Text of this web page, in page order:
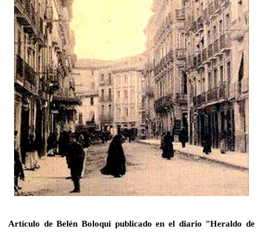
Artículo de Belén Boloqui publicado en el diario "Heraldo de